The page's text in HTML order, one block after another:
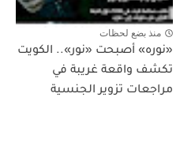
منذ بضع لحظات
«نوره» أصبحت «نور».. الكويت
تكشف واقعة غريبة في
مراجعات تزوير الجنسية